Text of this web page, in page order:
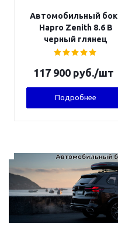
Автомобильный
Hapro Zenith 8.6 B
черный глянец
117 900 руб./шт
Подробнее